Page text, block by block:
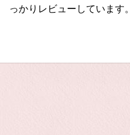
っかりレビューしています。